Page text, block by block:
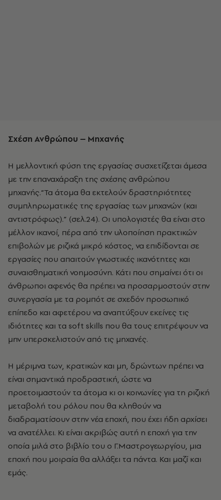
Σχέση Ανθρώπου – Μηχανής
Η μελλοντική φύση της εργασίας συσχετίζεται άμεσα
με την επαναχάραξη της σχέσης ανθρώπου
μηχανής.“Τα άτομα θα εκτελούν δραστηριότητες
συμπληρωματικές της εργασίας των μηχανών (και
αντιστρόφως).” (σελ.24). Οι υπολογιστές θα είναι στο
μέλλον ικανοί, πέρα από την υλοποίηση πρακτικών
επιβολών με ριζικά μικρό κόστος, να επιδίδονται σε
εργασίες που απαιτούν γνωστικές ικανότητες και
συναισθηματική νοημοσύνη. Κάτι που σημαίνει ότι οι
άνθρωποι αφενός θα πρέπει να προσαρμοστούν στην
συνεργασία με τα ρομπότ σε σχεδόν προσωπικό
επίπεδο και αφετέρου να αναπτύξουν εκείνες τις
ιδιότητες και τα soft skills που θα τους επιτρέψουν να
μην υπερσκελιστούν από τις μηχανές.
Η μέριμνα των, κρατικών και μη, δρώντων πρέπει να
είναι σημαντικά προδραστική, ώστε να
προετοιμαστούν τα άτομα κι οι κοινωνίες για τη ριζική
μεταβολή του ρόλου που θα κληθούν να
διαδραματίσουν στην νέα εποχή, που έχει ήδη αρχίσει
να ανατέλλει. Κι είναι ακριβώς αυτή η εποχή για την
οποία μιλά στο βιβλίο του ο Γ.Μαστρογεωργίου, μια
εποχή που μοιραία θα αλλάξει τα πάντα. Και μαζί κaι
εμάς.